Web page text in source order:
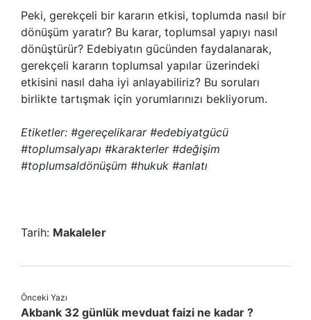
Peki, gerekçeli bir kararın etkisi, toplumda nasıl bir
dönüşüm yaratır? Bu karar, toplumsal yapıyı nasıl
dönüştürür? Edebiyatın gücünden faydalanarak,
gerekçeli kararın toplumsal yapılar üzerindeki
etkisini nasıl daha iyi anlayabiliriz? Bu soruları
birlikte tartışmak için yorumlarınızı bekliyorum.
Etiketler: #gereçelikarar #edebiyatgücü
#toplumsalyapı #karakterler #değişim
#toplumsaldönüşüm #hukuk #anlatı
Tarih: Makaleler
Önceki Yazı
Akbank 32 günlük mevduat faizi ne kadar ?